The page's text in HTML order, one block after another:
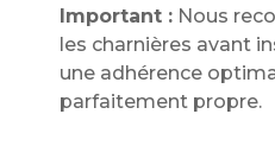
Important : Nous
les charnières avant
une adhérence
parfaitement propre.